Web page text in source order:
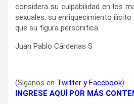
considera su culpabilidad en los
sexuales, su enriquecimiento
que su figura personifica.
Juan Pablo Cárdenas S
(Síganos en Twitter yFacebook)
INGRESE AQUÍ POR MÁS